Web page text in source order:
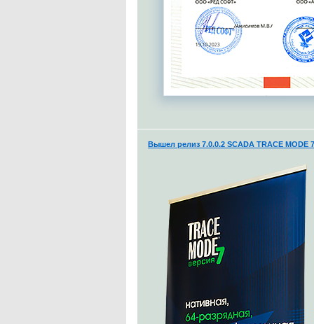
Вышел релиз 7.0.0.2 SCADA TRACE MODE 7